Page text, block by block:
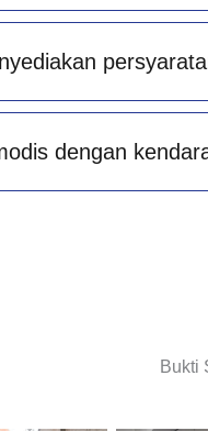
dengan
Bukti